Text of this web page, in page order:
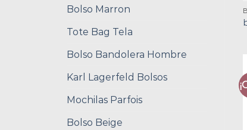
Bolso Marron
Tote Bag Tela
Bolso Bandolera Hombre
Karl Lagerfeld Bolsos
Mochilas Parfois
Bolso Beige